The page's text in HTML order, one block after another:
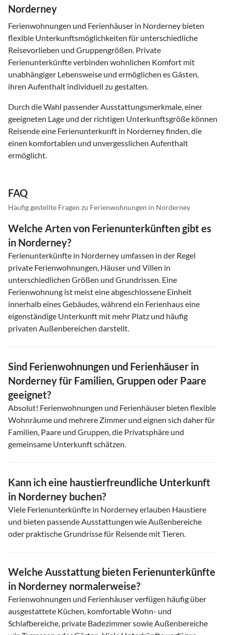
Norderney
Ferienwohnungen und Ferienhäuser in Norderney bieten
flexible Unterkunftsmöglichkeiten für unterschiedliche
Reisevorlieben und Gruppengrößen. Private
Ferienunterkünfte verbinden wohnlichen Komfort mit
unabhängiger Lebensweise und ermöglichen es Gästen,
ihren Aufenthalt individuell zu gestalten.
Durch die Wahl passender Ausstattungsmerkmale, einer
geeigneten Lage und der richtigen Unterkunftsgröße können
Reisende eine Ferienunterkunft in Norderney finden, die
einen komfortablen und unvergesslichen Aufenthalt
ermöglicht.
FAQ
Häufig gestellte Fragen zu Ferienwohnungen in Norderney
Welche Arten von Ferienunterkünften gibt es
in Norderney?
Ferienunterkünfte in Norderney umfassen in der Regel
private Ferienwohnungen, Häuser und Villen in
unterschiedlichen Größen und Grundrissen. Eine
Ferienwohnung ist meist eine abgeschlossene Einheit
innerhalb eines Gebäudes, während ein Ferienhaus eine
eigenständige Unterkunft mit mehr Platz und häufig
privaten Außenbereichen darstellt.
Sind Ferienwohnungen und Ferienhäuser in
Norderney für Familien, Gruppen oder Paare
geeignet?
Absolut! Ferienwohnungen und Ferienhäuser bieten flexible
Wohnräume und mehrere Zimmer und eignen sich daher für
Familien, Paare und Gruppen, die Privatsphäre und
gemeinsame Unterkunft schätzen.
Kann ich eine haustierfreundliche Unterkunft
in Norderney buchen?
Viele Ferienunterkünfte in Norderney erlauben Haustiere
und bieten passende Ausstattungen wie Außenbereiche
oder praktische Grundrisse für Reisende mit Tieren.
Welche Ausstattung bieten Ferienunterkünfte
in Norderney normalerweise?
Ferienwohnungen und Ferienhäuser verfügen häufig über
ausgestattete Küchen, komfortable Wohn- und
Schlafbereiche, private Badezimmer sowie Außenbereiche